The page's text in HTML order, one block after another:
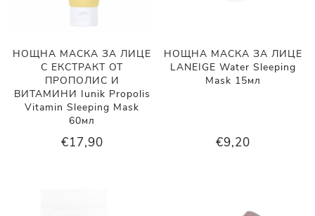
НОЩНА МАСКА ЗА ЛИЦЕ
С ЕКСТРАКТ ОТ
ПРОПОЛИС И
ВИТАМИНИ Iunik Propolis
Vitamin Sleeping Mask
60мл
€17,90
НОЩНА МАСКА ЗА ЛИЦЕ
LANEIGE Water Sleeping
Mask 15мл
€9,20